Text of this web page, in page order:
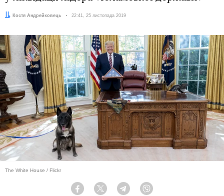
Автор:Костя Андрейковець Дата:
22:41, 25 листопада 2019
The White House / Flickr
Facebook Twitter Telegram